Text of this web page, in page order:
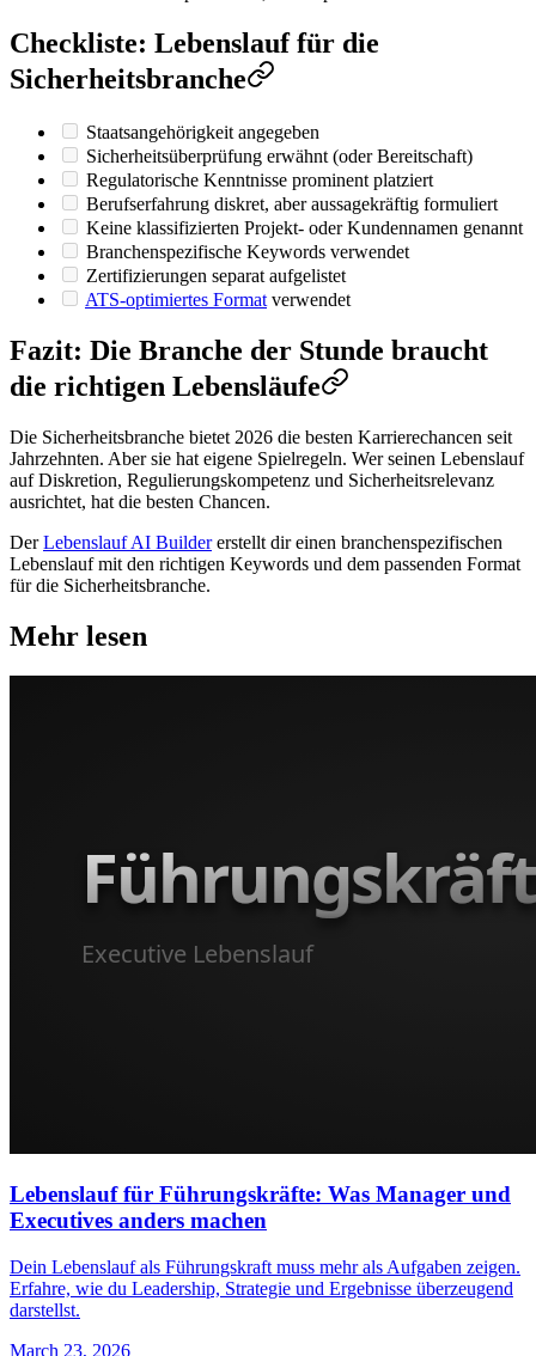
Checkliste: Lebenslauf für die
Sicherheitsbranche
Staatsangehörigkeit angegeben
Sicherheitsüberprüfung erwähnt (oder Bereitschaft)
Regulatorische Kenntnisse prominent platziert
Berufserfahrung diskret, aber aussagekräftig formuliert
Keine klassifizierten Projekt- oder Kundennamen genannt
Branchenspezifische Keywords verwendet
Zertifizierungen separat aufgelistet
ATS-optimiertes Format verwendet
Fazit: Die Branche der Stunde braucht
die richtigen Lebensläufe
Die Sicherheitsbranche bietet 2026 die besten Karrierechancen seit
Jahrzehnten. Aber sie hat eigene Spielregeln. Wer seinen Lebenslauf
auf Diskretion, Regulierungskompetenz und Sicherheitsrelevanz
ausrichtet, hat die besten Chancen.
DerLebenslauf AI Buildererstellt dir einen branchenspezifischen
Lebenslauf mit den richtigen Keywords und dem passenden Format
für die Sicherheitsbranche.
Mehr lesen
Lebenslauf für Führungskräfte: Was Manager und
Executives anders machen
Dein Lebenslauf als Führungskraft muss mehr als Aufgaben zeigen.
Erfahre, wie du Leadership, Strategie und Ergebnisse überzeugend
darstellst.
March 23, 2026